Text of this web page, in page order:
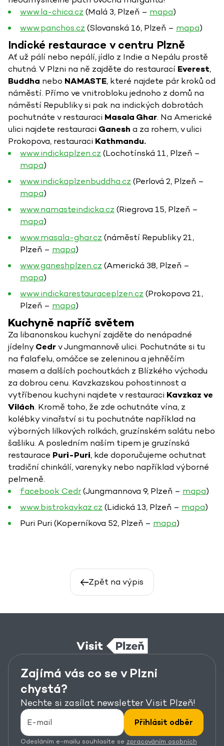
www.la-chica.cz (Malá 3, Plzeň – mapa)
www.panchos.cz (Slovanská 16, Plzeň – mapa)
Indické restaurace v centru Plzně
Ať už pálí nebo nepálí, jídlo z Indie a Nepálu prostě
chutná. V Plzni na ně zajděte do restaurací Everest,
Buddha nebo NAMASTE, které najdete pár kroků od
náměstí. Přímo ve vnitrobloku jednoho z domů na
náměstí Republiky si pak na indických dobrotách
pochutnáte v restauraci Masala Ghar. Na Americké
ulici najdete restauraci Ganesh a za rohem, v ulici
Prokopova, restauraci Kathmandu.
www.indickaplzen.cz (Lochotínská 11, Plzeň –
mapa)
www.indickaplzenbuddha.cz (Perlová 2, Plzeň –
mapa)
www.namasteindicka.cz (Riegrova 15, Plzeň –
mapa)
www.masala-ghar.cz (náměstí Republiky 21,
Plzeň – mapa)
www.ganeshplzen.cz (Americká 38, Plzeň –
mapa)
www.indickarestauraceplzen.cz (Prokopova 21,
Plzeň – mapa)
Kuchyně napříč světem
Za libanonskou kuchyní zajděte do nenápadné
jídelnyCedrv Jungmannově ulici. Pochutnáte si tu
na falafelu, omáčce se zeleninou a jehněčím
masem a dalších pochoutkách z Blízkého východu
za dobrou cenu. Kavzkazskou pohostinnost a
vytříbenou kuchyni najdete v restauraci Kavzkaz ve
Vilách. Kromě toho, že zde ochutnáte vína, z
kolébky vinařství si tu pochutnáte například na
výborných lilkových rolkách, gruzínském salátu nebo
šašliku. A posledním naším tipem je gruzínská
restaurace Puri-Puri, kde doporučujeme ochutnat
tradiční chinkálí, varenyky nebo například výborné
pelmeně.
facebook Cedr(Jungmannova 9, Plzeň – mapa)
www.bistrokavkaz.cz (Lidická 13, Plzeň – mapa)
Puri Puri (Koperníkova 52, Plzeň – mapa)
Zpět na výpis
Zajímá vás co se v Plzni
chystá?
Nechte si zasílat newsletter Visit Plzeň!
Přihlásit odběr
Odesláním e-mailu souhlasíte se zpracováním osobních